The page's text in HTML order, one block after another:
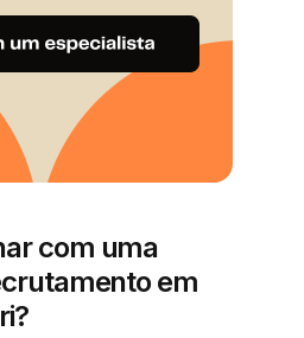
com uma
em